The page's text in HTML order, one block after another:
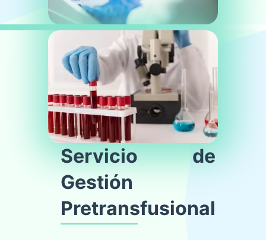
Servicio de
Gestión
Pretransfusional